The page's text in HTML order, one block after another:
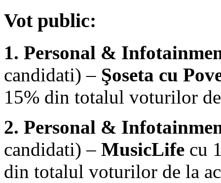
Vot public:
1. Personal &
candidati) – Şoseta cu
15% din totalul voturilor de
2. Personal &
candidati) – MusicLife cu
din totalul voturilor de la